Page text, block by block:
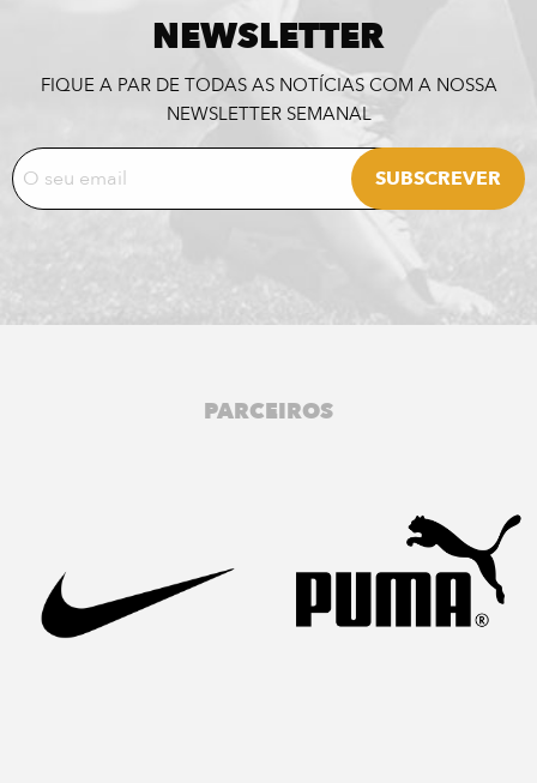
NEWSLETTER
FIQUE A PAR DE TODAS AS NOTÍCIAS COM A NOSSA
NEWSLETTER SEMANAL
PARCEIROS